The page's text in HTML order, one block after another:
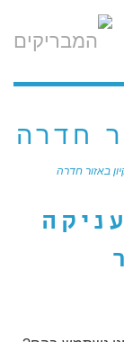
חדרה
באזור חדרה